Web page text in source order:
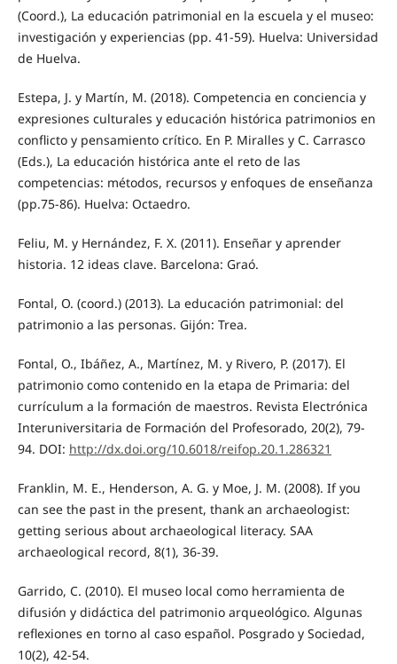
(Coord.), La educación patrimonial en la escuela y el museo:
investigación y experiencias (pp. 41-59). Huelva: Universidad
de Huelva.
Estepa, J. y Martín, M. (2018). Competencia en conciencia y
expresiones culturales y educación histórica patrimonios en
conflicto y pensamiento crítico. En P. Miralles y C. Carrasco
(Eds.), La educación histórica ante el reto de las
competencias: métodos, recursos y enfoques de enseñanza
(pp.75-86). Huelva: Octaedro.
Feliu, M. y Hernández, F. X. (2011). Enseñar y aprender
historia. 12 ideas clave. Barcelona: Graó.
Fontal, O. (coord.) (2013). La educación patrimonial: del
patrimonio a las personas. Gijón: Trea.
Fontal, O., Ibáñez, A., Martínez, M. y Rivero, P. (2017). El
patrimonio como contenido en la etapa de Primaria: del
currículum a la formación de maestros. Revista Electrónica
Interuniversitaria de Formación del Profesorado, 20(2), 79-
94. DOI: http://dx.doi.org/10.6018/reifop.20.1.286321
Franklin, M. E., Henderson, A. G. y Moe, J. M. (2008). If you
can see the past in the present, thank an archaeologist:
getting serious about archaeological literacy. SAA
archaeological record, 8(1), 36-39.
Garrido, C. (2010). El museo local como herramienta de
difusión y didáctica del patrimonio arqueológico. Algunas
reflexiones en torno al caso español. Posgrado y Sociedad,
10(2), 42-54.